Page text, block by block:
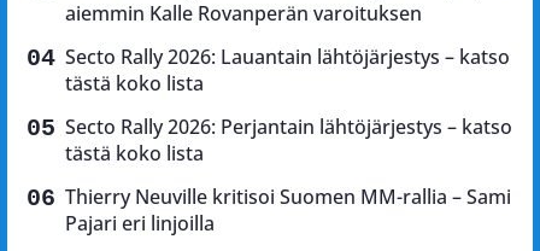
aiemmin Kalle Rovanperän varoituksen
Secto Rally 2026: Lauantain lähtöjärjestys – katso
tästä koko lista
Secto Rally 2026: Perjantain lähtöjärjestys – katso
tästä koko lista
Thierry Neuville kritisoi Suomen MM-rallia – Sami
Pajari eri linjoilla